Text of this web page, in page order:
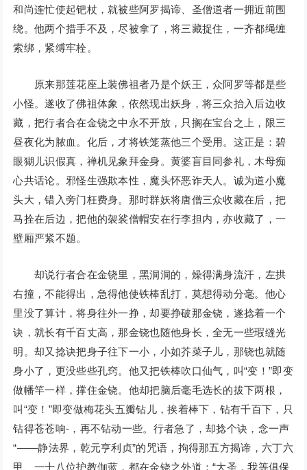
和尚连忙使起钯杖，就被些阿罗揭谛、圣僧道者一拥近前围
绕。他两个措手不及，尽被拿了，将三藏捉住，一齐都绳缠
索绑，紧缚牢栓。
原来那莲花座上装佛祖者乃是个妖王，众阿罗等都是些
小怪。遂收了佛祖体象，依然现出妖身，将三众抬入后边收
藏，把行者合在金铙之中永不开放，只搁在宝台之上，限三
昼夜化为脓血。化后，才将铁笼蒸他三个受用。这正是：碧
眼猢儿识假真，禅机见象拜金身。黄婆盲目同参礼，木母痴
心共话论。邪怪生强欺本性，魔头怀恶诈天人。诚为道小魔
头大，错入旁门枉费身。那时群妖将唐僧三众收藏在后，把
马拴在后边，把他的袈裟僧帽安在行李担内，亦收藏了，一
壁厢严紧不题。
却说行者合在金铙里，黑洞洞的，燥得满身流汗，左拱
右撞，不能得出，急得他使铁棒乱打，莫想得动分毫。他心
里没了算计，将身往外一挣，却要挣破那金铙，遂捻着一个
诀，就长有千百丈高，那金铙也随他身长，全无一些瑕缝光
明。却又捻诀把身子往下一小，小如芥菜子儿，那铙也就随
身小了，更没些些孔窍。他又把铁棒吹口仙气，叫“变！”即变
做幡竿一样，撑住金铙。他却把脑后毫毛选长的拔下两根，
叫“变！”即变做梅花头五瓣钻儿，挨着棒下，钻有千百下，只
钻得苍苍响-，再不钻动一些。行者急了，却捻个诀，念一声
“——静法界，乾元亨利贞”的咒语，拘得那五方揭谛，六丁六
甲、一十八位护教伽蓝，都在金铙之外道：“大圣，我等俱保